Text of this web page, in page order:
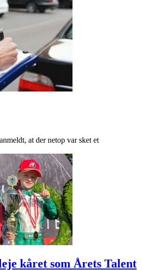
at der netop var sket et
kåret som Årets Talent